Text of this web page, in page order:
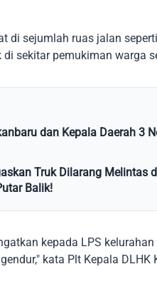
di sejumlah ruas jalan
sekitar pemukiman warga
dan Kepala Daerah 3
Truk Dilarang Melintas
Balik!
kepada LPS
kata Plt Kepala DLHK